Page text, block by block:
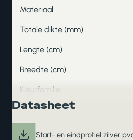
Materiaal
Totale dikte (mm)
Lengte (cm)
Breedte (cm)
Kleurfamilie
Datasheet
Start- en eindprofiel zilver